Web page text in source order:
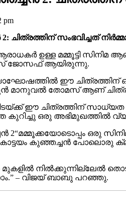
pm
ചിത്രത്തിന് സംഭവിച്ചത്
ഉള്ള മമ്മൂട്ടി
ജോസഫ് ആയിരുന്നു.
ഈ ചിത്രത്തിന് ഒരു
മാനുവൽ തോമസ് ആണ്
ഈ ചിത്രത്തിന് സാധ്യത
കുറിച്ചു ഒരു അഭിമുഖത്തിൽ
“മമ്മൂക്കയോടൊപ്പം ഒരു
കുഞ്ഞച്ചൻ പോലൊരു
മുകളിൽ നിൽക്കുന്നില്ലേൽ
– വിജയ് ബാബു പറഞ്ഞു.